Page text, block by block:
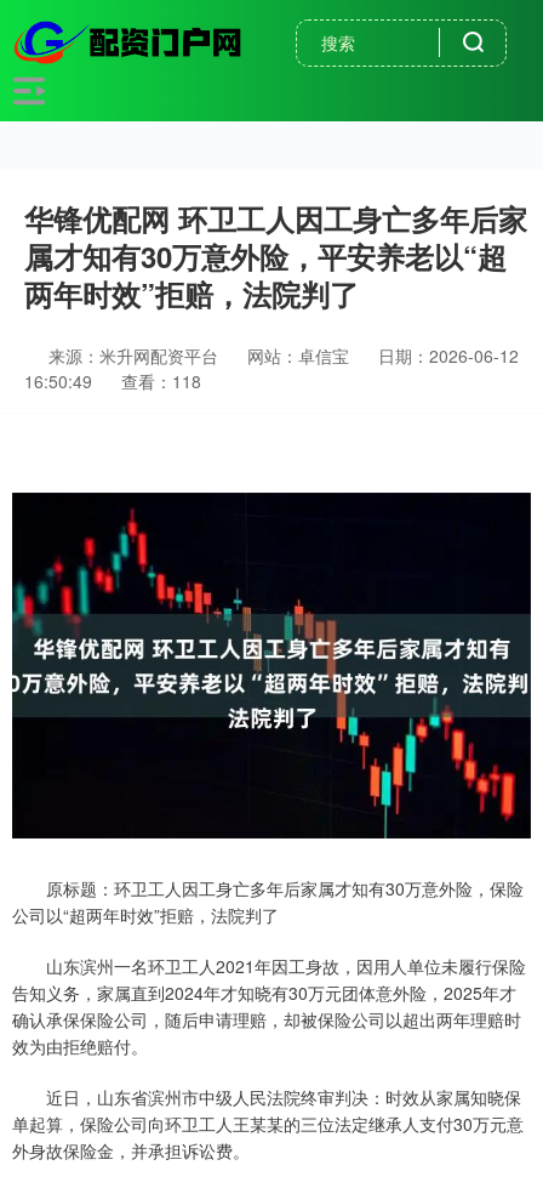
华锋优配网 环卫工人因工身亡多年后家
属才知有30万意外险，平安养老以“超
两年时效”拒赔，法院判了
来源：米升网配资平台 网站：卓信宝
日期：2026-06-12
16:50:49
查看：118
原标题：环卫工人因工身亡多年后家属才知有30万意外险，保险
公司以“超两年时效”拒赔，法院判了
山东滨州一名环卫工人2021年因工身故，因用人单位未履行保险
告知义务，家属直到2024年才知晓有30万元团体意外险，2025年才
确认承保保险公司，随后申请理赔，却被保险公司以超出两年理赔时
效为由拒绝赔付。
近日，山东省滨州市中级人民法院终审判决：时效从家属知晓保
单起算，保险公司向环卫工人王某某的三位法定继承人支付30万元意
外身故保险金，并承担诉讼费。